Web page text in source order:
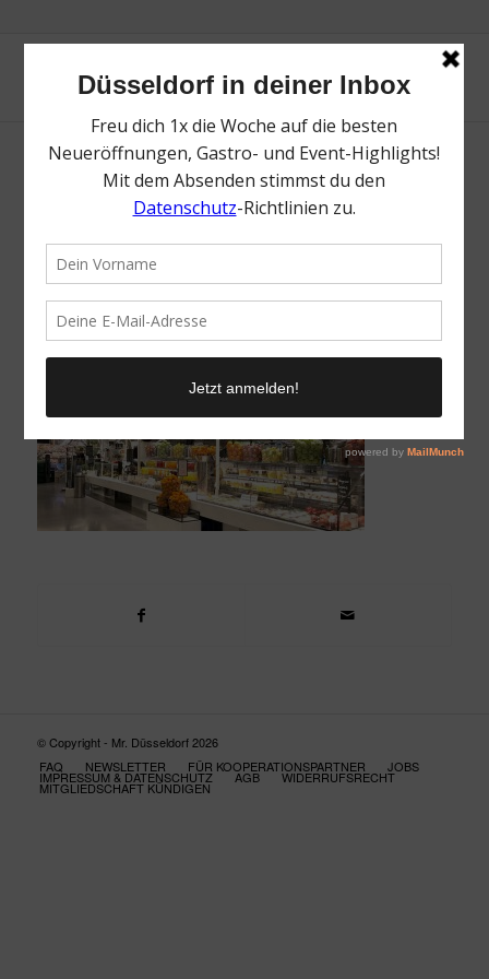
Zurheide Saft und Smoothie Bar | Die Top
Smoothies | Magazin | Mr. Düsseldorf | Foto:
Zurheide Feine Kost
28. Januar 2019
© Copyright - Mr. Düsseldorf 2026
FAQ
NEWSLETTER FÜR KOOPERATIONSPARTNER JOBS
IMPRESSUM & DATENSCHUTZ AGB WIDERRUFSRECHT
MITGLIEDSCHAFT KÜNDIGEN